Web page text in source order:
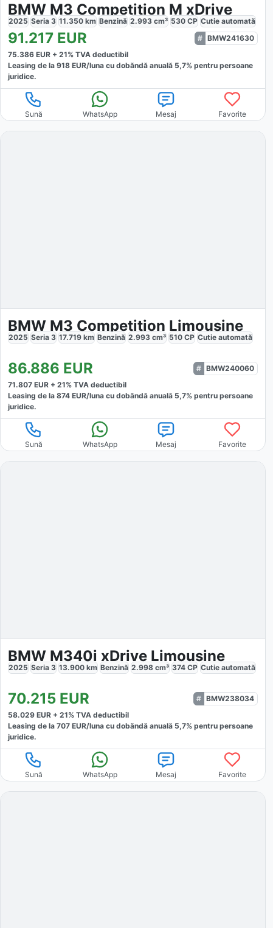
BMW M3 Competition M xDrive
2025 Seria 3 11.350 km Benzină 2.993 cm³ 530 CP Cutie automată
91.217 EUR
BMW241630
75.386 EUR + 21% TVA deductibil
Leasing de la 918 EUR/luna cu dobăndă anuală 5,7% pentru persoane
juridice.
Sună WhatsApp Mesaj Favorite
BMW M3 Competition Limousine
2025 Seria 3 17.719 km Benzină 2.993 cm³ 510 CP Cutie automată
86.886 EUR
BMW240060
71.807 EUR + 21% TVA deductibil
Leasing de la 874 EUR/luna cu dobăndă anuală 5,7% pentru persoane
juridice.
Sună WhatsApp Mesaj Favorite
BMW M340i xDrive Limousine
2025 Seria 3 13.900 km Benzină 2.998 cm³ 374 CP Cutie automată
70.215 EUR
BMW238034
58.029 EUR + 21% TVA deductibil
Leasing de la 707 EUR/luna cu dobăndă anuală 5,7% pentru persoane
juridice.
Sună WhatsApp Mesaj Favorite